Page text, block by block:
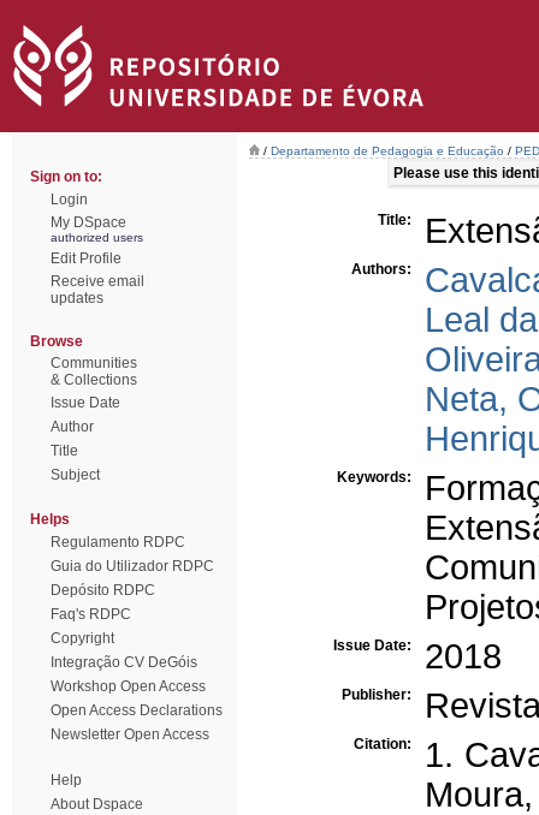
Sign on to:
Login
My DSpace
authorized users
Edit Profile
Receive email
updates
Browse
Communities
& Collections
Issue Date
Author
Title
Subject
Helps
Regulamento RDPC
Guia do Utilizador RDPC
Depósito RDPC
Faq's RDPC
Copyright
Integração CV DeGóis
Workshop Open Access
Open Access Declarations
Newsletter Open Access
Help
About Dspace
/ Departamento de Pedagogia e Educação /
Please use this
Title:
Authors:
Leal
Neta,
Keywords:
Issue Date: 2018
Publisher:
Citation:
1.